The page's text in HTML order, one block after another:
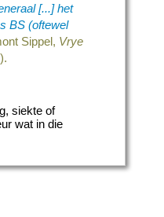
[...] het
BS (oftewel
Sippel, Vrye
siekte of
wat in die